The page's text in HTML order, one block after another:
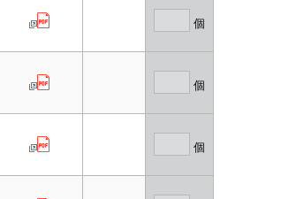
個
個
個